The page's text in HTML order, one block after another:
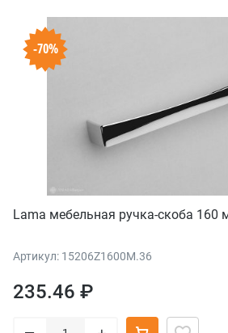
-70%
Lama мебельная ручка-скоба 160
Артикул: 15206Z1600M.36
235.46 ₽